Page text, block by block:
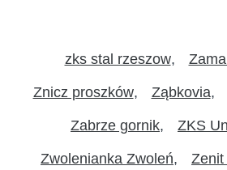
zks stal rzeszow
Znicz proszków Ząbkovia
Zabrze gornik ZKS
Zwolenianka Zwoleń Zenit